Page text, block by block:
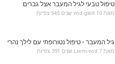
טיפול טבעי לגיל המעבר אצל גברים
מאת vod-galit 10 שנים 545 צפיות
גיל המעבר - טיפול נטורופתי עם לילך נהרי
מאת Liem-vod 7 שנים 391 צפיות